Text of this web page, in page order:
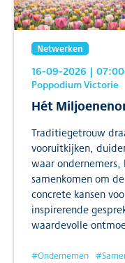
Netwerken
16-09-2026 | 07:00
Poppodium Victorie
Hét
Traditiegetrouw
vooruitkijken,
waar ondernemers,
samenkomen om
concrete kansen
inspirerende
waardevolle
#Ondernemen #